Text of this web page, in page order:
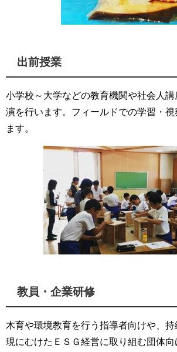
出前授業
小学校～大学などの教育機関や社会人
演を行います。フィールドでの学習・
ます。
教員・企業研修
木育や環境教育を行う指導者向けや、
現にむけたＥＳＧ経営に取り組む団体